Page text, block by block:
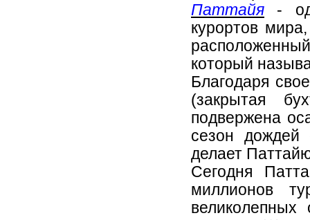
Паттайя -
курортов
который
Благодаря
(закрытая
подвержена
сезон дождей
делает
Сегодня
миллионов